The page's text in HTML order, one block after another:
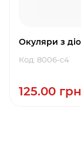
Окуляри з
Код: 8006-c4
125.00